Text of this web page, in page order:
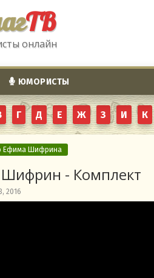
ТВ
онлайн
ЮМОРИСТЫ
Г Д Е Ж З И К
Ефима Шифрина
- Комплект
2016